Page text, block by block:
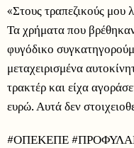
«Στους τραπεζικούς μου
Τα χρήματα που
φυγόδικο
μεταχειρισμένα
τρακτέρ και είχα
ευρώ. Αυτά δεν
#ΟΠΕΚΕΠΕ